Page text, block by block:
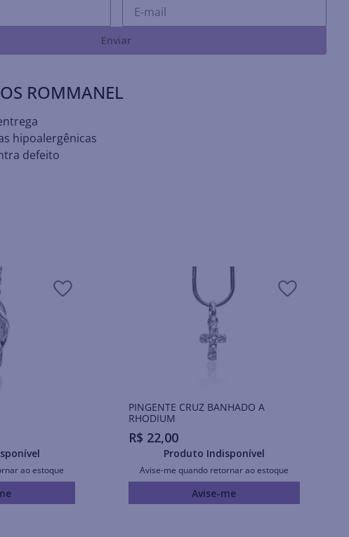
Enviar
ROMMANEL
hipoalergênicas
defeito
ao estoque
PINGENTE CRUZ BANHADO A
RHODIUM
R$ 22,00
Produto Indisponível
Avise-me quando retornar ao estoque
Avise-me